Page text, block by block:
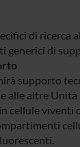
di ricerca
generici di
supporto
alle altre Unità
cellule viventi